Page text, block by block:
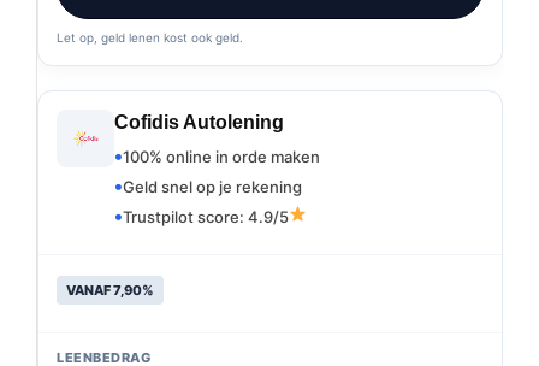
Let op, geld lenen kost ook geld.
Cofidis Autolening
100% online in orde maken
Geld snel op je rekening
Trustpilot score: 4.9/5
VANAF 7,90%
LEENBEDRAG